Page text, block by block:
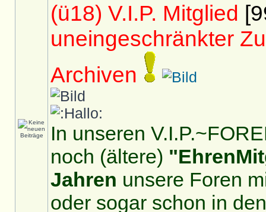
(ü18) V.I.P. Mitglied
uneingeschränkter
Archiven
In unseren
noch (ältere)
Jahren unsere Foren
oder sogar schon in